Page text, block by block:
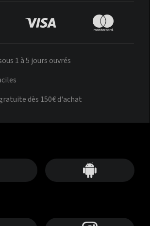
1 à 5 jours ouvrés
dès 150€ d'achat